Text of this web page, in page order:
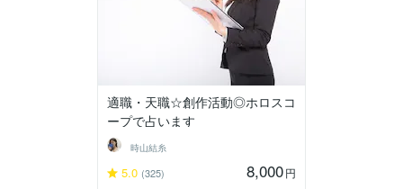
適職・天職☆創作活動◎ホロスコ
ープで占います
時山結糸
5.0 (325) 8,000円